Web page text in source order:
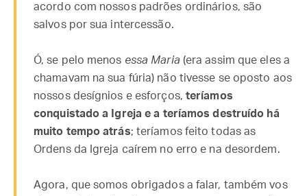
acordo com nossos padrões ordinários, são
salvos por sua intercessão.
Ó, se pelo menos essa Maria (era assim que eles a
chamavam na sua fúria) não tivesse se oposto aos
nossos desígnios e esforços, teríamos
conquistado a Igreja e a teríamos destruído há
muito tempo atrás; teríamos feito todas as
Ordens da Igreja caírem no erro e na desordem.
Agora, que somos obrigados a falar, também vos